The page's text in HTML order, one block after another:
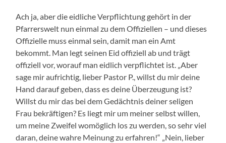
Ach ja, aber die eidliche Verpflichtung gehört in der
Pfarrerswelt nun einmal zu dem Offiziellen – und dieses
Offizielle muss einmal sein, damit man ein Amt
bekommt. Man legt seinen Eid offiziell ab und trägt
offiziell vor, worauf man eidlich verpflichtet ist. „Aber
sage mir aufrichtig, lieber Pastor P., willst du mir deine
Hand darauf geben, dass es deine Überzeugung ist?
Willst du mir das bei dem Gedächtnis deiner seligen
Frau bekräftigen? Es liegt mir um meiner selbst willen,
um meine Zweifel womöglich los zu werden, so sehr viel
daran, deine wahre Meinung zu erfahren!“ „Nein, lieber